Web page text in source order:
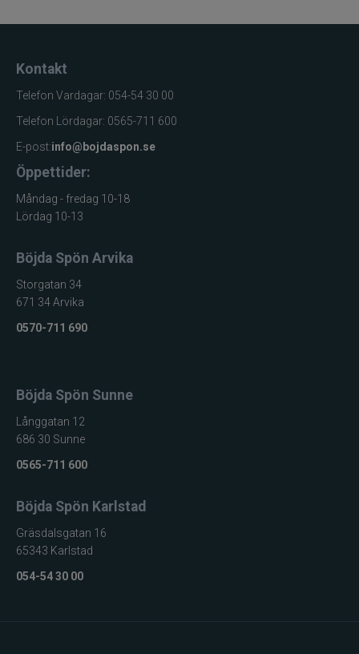
Wiggler
X Zone
Xet
Kontakt
Telefon Vardagar: 054-54 30 00
Telefon Lördagar: 0565-711 600
E-post:info@bojdaspon.se
Öppettider:
Måndag - fredag 10-18
Lördag 10-13
Böjda Spön Arvika
Storgatan 34
671 34 Arvika
0570-711 690
Böjda Spön Sunne
Långgatan 12
686 30 Sunne
0565-711 600
Böjda Spön Karlstad
Gräsdalsgatan 16
65343 Karlstad
054-54 30 00